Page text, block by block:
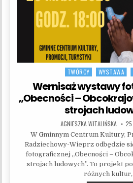
Posted in
TWÓRCY WYSTAWA
Wernisaż wystawy
„Obecności –
strojach
AUTHOR:
AGNIESZKA WITALIŃSKA 25
W Gminnym Centrum Kultury,
Radziechowy-Wieprz odbędzie
fotograficznej „Obecności –
strojach ludowych”. To projekt
różnych